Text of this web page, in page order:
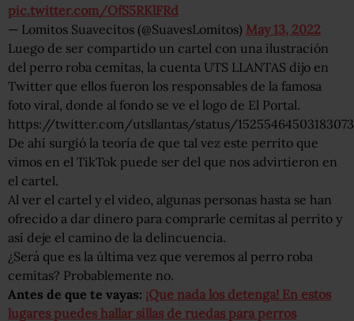
pic.twitter.com/OfS5RKlFRd
— Lomitos Suavecitos (@SuavesLomitos) May 13, 2022
Luego de ser compartido un cartel con una ilustración
del perro roba cemitas, la cuenta UTS LLANTAS dijo en
Twitter que ellos fueron los responsables de la famosa
foto viral, donde al fondo se ve el logo de El Portal.
https://twitter.com/utsllantas/status/
De ahí surgió la teoría de que tal vez este perrito que
vimos en el TikTok puede ser del que nos advirtieron en
el cartel.
Al ver el cartel y el video, algunas personas hasta se han
ofrecido a dar dinero para comprarle cemitas al perrito y
así deje el camino de la delincuencia.
¿Será que es la última vez que veremos al perro roba
cemitas? Probablemente no.
Antes de que te vayas: ¡Que nada los detenga! En estos
lugares puedes hallar sillas de ruedas para perros